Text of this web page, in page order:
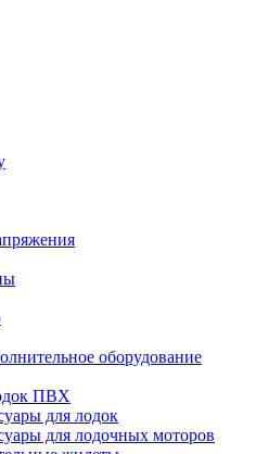
оборудование
ПВХ
для лодок
для лодочных моторов